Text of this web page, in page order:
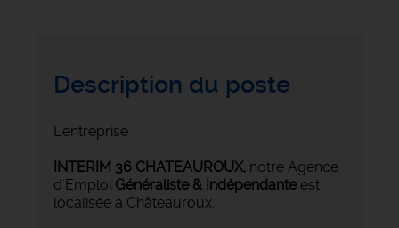
Description du poste
L'entreprise
INTERIM 36 CHATEAUROUX, notre Agence
d'Emploi Généraliste & Indépendante est
localisée à Châteauroux.